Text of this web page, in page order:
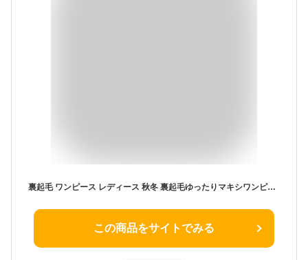
裏起毛 ワンピース レディース 秋冬 裏起毛ゆったりマキシワンピース ワンピ レディース 暖かい あったか 防寒 冷え性対策 あったかワンピ ロング丈 体型カバー ロングワンピース 冬 冬服 M L メール便不可
この商品をサイトでみる